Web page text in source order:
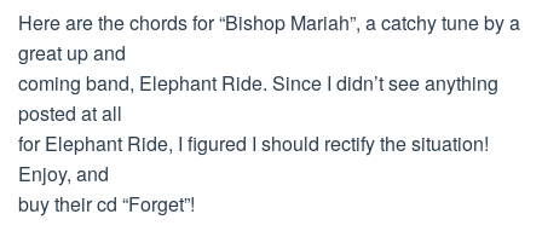
Here are the chords for “Bishop Mariah”, a catchy tune by a
great up and
coming band, Elephant Ride. Since I didn’t see anything
posted at all
for Elephant Ride, I figured I should rectify the situation!
Enjoy, and
buy their cd “Forget”!